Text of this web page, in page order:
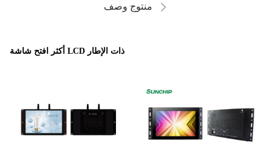
منتوج وصف
أكثر افتح شاشة LCD ذات الإطار